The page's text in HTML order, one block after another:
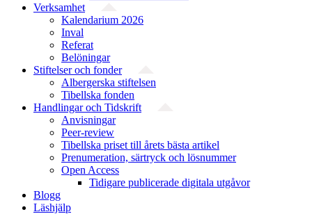
Verksamhet
Kalendarium 2026
Inval
Referat
Belöningar
Stiftelser och fonder
Albergerska stiftelsen
Tibellska fonden
Handlingar och Tidskrift
Anvisningar
Peer-review
Tibellska priset till årets bästa artikel
Prenumeration, särtryck och lösnummer
Open Access
Tidigare publicerade digitala utgåvor
Blogg
Läshjälp